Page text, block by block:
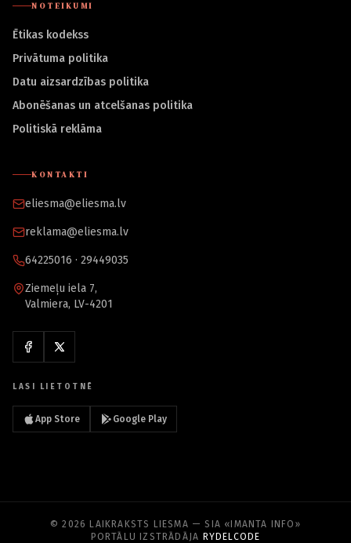
NOTEIKUMI
Ētikas kodekss
Privātuma politika
Datu aizsardzības politika
Abonēšanas un atcelšanas politika
Politiskā reklāma
KONTAKTI
eliesma@eliesma.lv
reklama@eliesma.lv
64225016 · 29449035
Ziemeļu iela 7,
Valmiera, LV-4201
LASI LIETOTNĒ
App Store Google Play
© 2026 LAIKRAKSTS LIESMA — SIA «IMANTA INFO»
PORTĀLU IZSTRĀDĀJA RYDELCODE